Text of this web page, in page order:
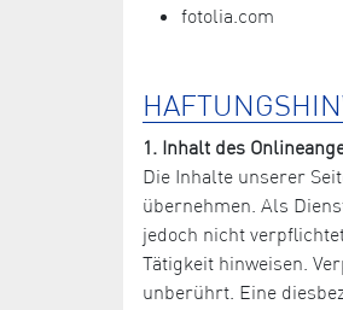
fotolia.com
1. Inhalt des
Die Inhalte unserer
übernehmen. Als
jedoch nicht
Tätigkeit hinweisen.
unberührt. Eine